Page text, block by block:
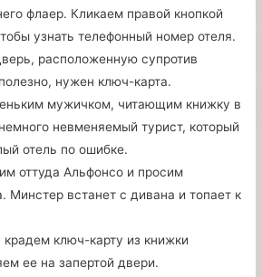
флаер. Кликаем правой кнопкой
узнать телефонный номер отеля.
расположенную супротив
нужен ключ-карта.
мужичком, читающим книжку в
невменяемый турист, который
отель по ошибке.
оттуда Альфонсо и просим
Минстер встанет с дивана и топает к
ключ-карту из книжки
ее на запертой двери.